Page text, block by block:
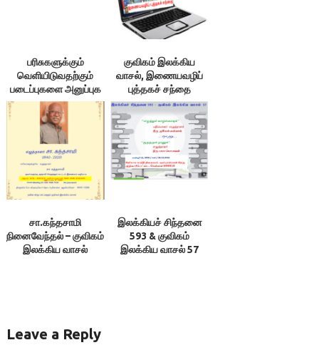
பரிசுகளுக்கும்
வெளியிடுவதற்கும்
படைப்புகளை அனுப்புக
– குவிகம்
குவிகம் இலக்கிய
வாசல், இணையவழிப்
புத்தகச் சந்தை
சா.கந்தசாமி
நினைவேந்தல் – குவிகம்
இலக்கிய வாசல்
இலக்கியச் சிந்தனை
593 & குவிகம்
இலக்கிய வாசல் 57
Leave a Reply